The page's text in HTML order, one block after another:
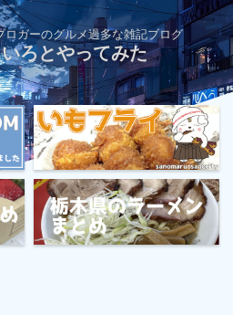
ロガーのグルメ過多な雑記ブログ
ろとやってみた